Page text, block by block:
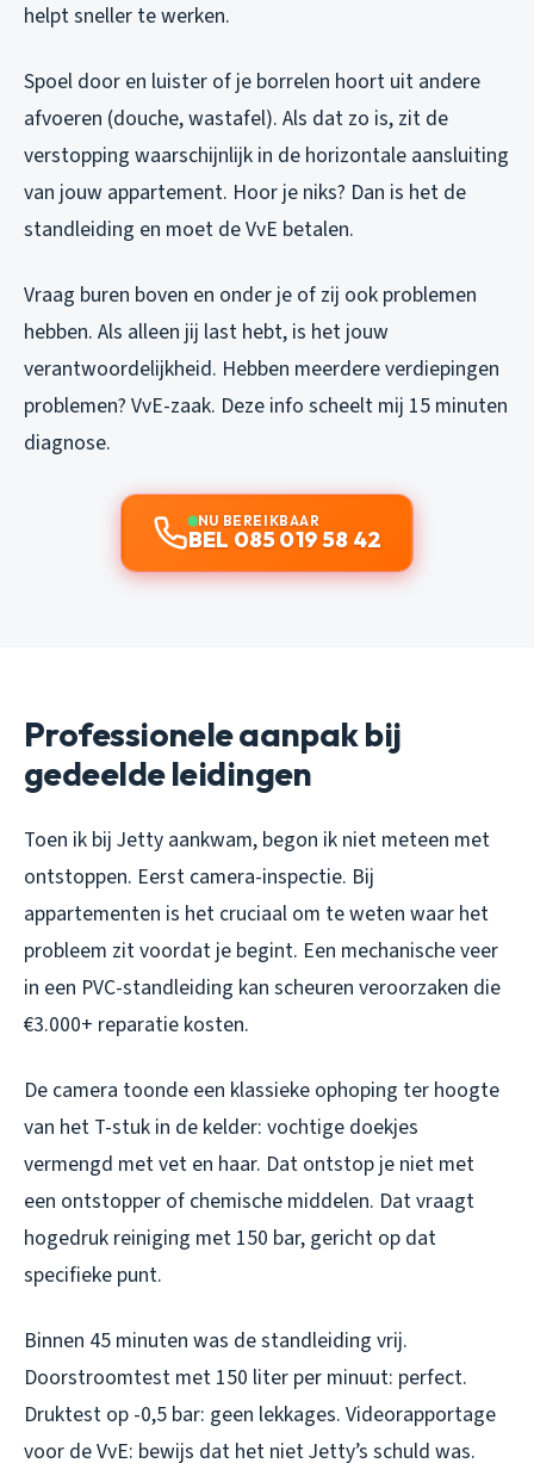
helpt sneller te werken.
Spoel door en luister of je borrelen hoort uit andere
afvoeren (douche, wastafel). Als dat zo is, zit de
verstopping waarschijnlijk in de horizontale aansluiting
van jouw appartement. Hoor je niks? Dan is het de
standleiding en moet de VvE betalen.
Vraag buren boven en onder je of zij ook problemen
hebben. Als alleen jij last hebt, is het jouw
verantwoordelijkheid. Hebben meerdere verdiepingen
problemen? VvE-zaak. Deze info scheelt mij 15 minuten
diagnose.
NU BEREIKBAAR
BEL 085 019 58 42
Professionele aanpak bij
gedeelde leidingen
Toen ik bij Jetty aankwam, begon ik niet meteen met
ontstoppen. Eerst camera-inspectie. Bij
appartementen is het cruciaal om te weten waar het
probleem zit voordat je begint. Een mechanische veer
in een PVC-standleiding kan scheuren veroorzaken die
€3.000+ reparatie kosten.
De camera toonde een klassieke ophoping ter hoogte
van het T-stuk in de kelder: vochtige doekjes
vermengd met vet en haar. Dat ontstop je niet met
een ontstopper of chemische middelen. Dat vraagt
hogedruk reiniging met 150 bar, gericht op dat
specifieke punt.
Binnen 45 minuten was de standleiding vrij.
Doorstroomtest met 150 liter per minuut: perfect.
Druktest op -0,5 bar: geen lekkages. Videorapportage
voor de VvE: bewijs dat het niet Jetty’s schuld was.